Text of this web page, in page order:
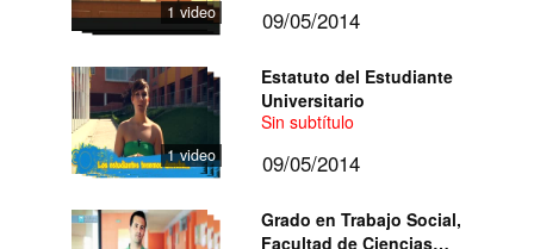
1 video 09/05/2014
1 video
Estatuto del Estudiante
Universitario
Sin subtítulo
09/05/2014
Grado en Trabajo Social,
Facultad de Ciencias